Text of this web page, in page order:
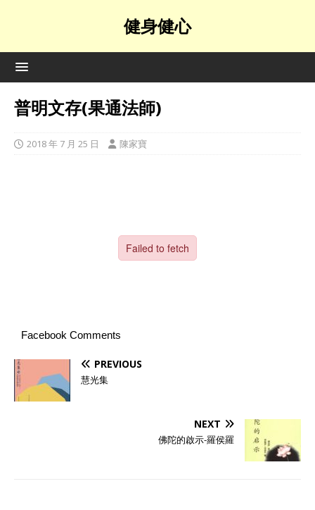
健身健心
普明文存(果通法師)
2018 年 7 月 25 日 陳家寶
Facebook Comments
PREVIOUS
慧光集
NEXT
佛陀的啟示-羅侯羅